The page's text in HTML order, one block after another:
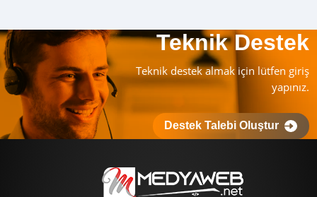
Teknik Destek
Teknik destek almak için lütfen giriş
yapınız.
Destek Talebi Oluştur